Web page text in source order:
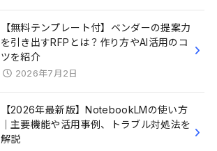
【無料テンプレート付】ベンダーの提案力
を引き出すRFPとは？作り方やAI活用のコ
ツを紹介
2026年7月2日
【2026年最新版】NotebookLMの使い方
｜主要機能や活用事例、トラブル対処法を
解説